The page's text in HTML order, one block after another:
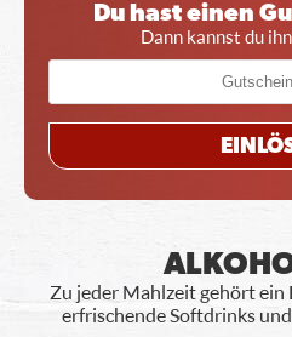
Du hast einen
Dann kannst du
Zu jeder Mahlzeit gehört
erfrischende Softdrinks